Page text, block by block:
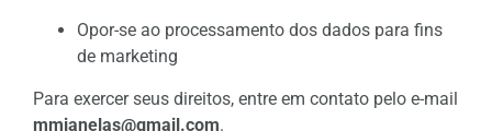
Opor-se ao processamento dos dados para fins
de marketing
Para exercer seus direitos, entre em contato pelo e-mail
mmjanelas@gmail.com.